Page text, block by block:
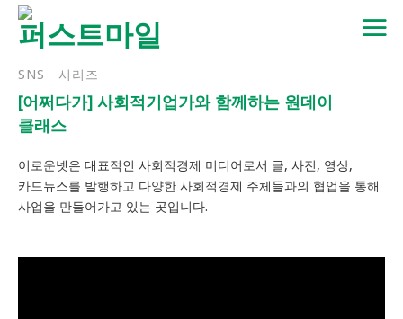
Skip
content
SNS 시리즈
[어쩌다가] 사회적기업가와 함께하는 원데이
클래스
이로운넷은 대표적인 사회적경제 미디어로서 글, 사진, 영상,
카드뉴스를 발행하고 다양한 사회적경제 주체들과의 협업을 통해
사업을 만들어가고 있는 곳입니다.